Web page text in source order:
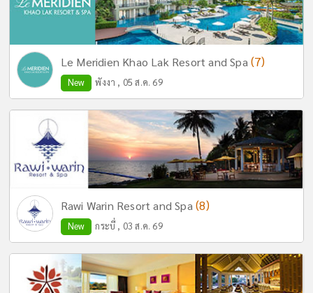
Le Meridien Khao Lak Resort and Spa (7)
New พังงา , 05 ส.ค. 69
Rawi Warin Resort and Spa (8)
New กระบี่ , 03 ส.ค. 69